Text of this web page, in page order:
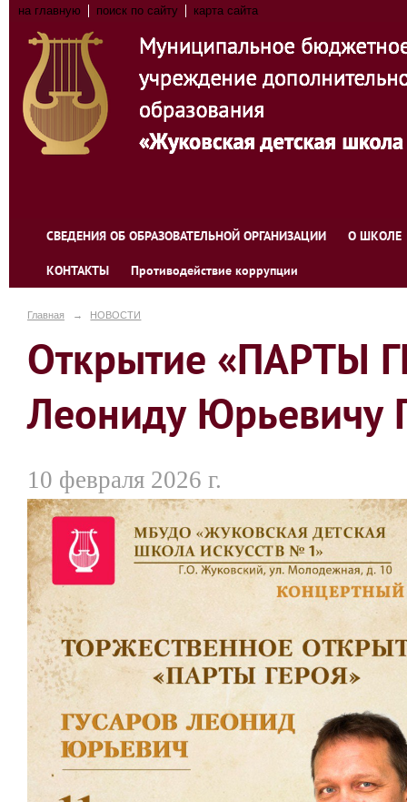
на главную поиск по сайту карта сайта
СВЕДЕНИЯ ОБ ОБРАЗОВАТЕЛЬНОЙ ОРГАНИЗАЦИИ О ШКОЛЕ
КОНТАКТЫ Противодействие коррупции
Главная → НОВОСТИ
Открытие «ПАРТЫ
Леониду Юрьевичу
10 февраля 2026 г.